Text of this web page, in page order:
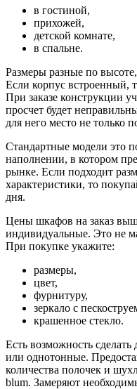
в гостиной,
прихожей,
детской комнате,
в спальне.
Размеры разные по
Если корпус встроенный,
При заказе конструкции
просчет будет
для него место не только
Стандартные модели это
наполнении, в котором
рынке. Если подходит
характеристики, то
дня.
Цены шкафов на заказ
индивидуальные. Это не
При покупке укажите:
размеры,
цвет,
фурнитуру,
зеркало с
крашенное стекло.
Есть возможность сделать
или однотонные.
количества полочек и
blum. Замеряют